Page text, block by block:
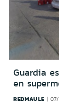
Guardia
en
REDMAULE